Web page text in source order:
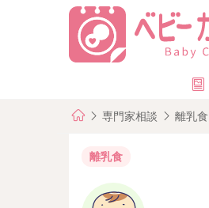
専門家相談 離乳食
離乳食